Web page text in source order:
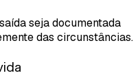
seja documentada
das circunstâncias.